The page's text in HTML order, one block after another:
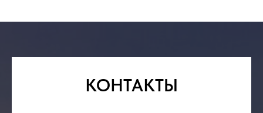
КОНТАКТЫ